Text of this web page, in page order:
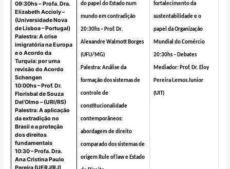
09:30hs – Profa. Dra.
Elizabeth Accioly –
(Universidade Nova
de Lisboa – Portugal)
Palestra: A crise
imigratória na Europa
e o Acordo da
Turquia: por uma
revisão do Acordo
Schengen
10:00hs – Prof. Dr.
Florisbal de Souza
Del’Olmo – (URI/RS)
Palestra: A aplicação
da extradição no
Brasil e a proteção
dos direitos
fundamentais
10:30 – Profa. Dra.
Ana Cristina Paulo
Pereira (UERJ/RJ)
do papel do Estado num
mundo em contradição
20:30hs – Prof. Dr.
Alexandre Walmott Borges
(UFU/MG)
Palestra: Análise da
formação dos sistemas de
controle de
constitucionalidade
contemporâneos:
abordagem de direito
comparado dos sistemas de
origem Rule of law e Estado
fortalecimento da
sustentabilidade e o
papel da Organização
Mundial do Comércio
20:30hs – Debates
Mediador: Prof. Dr. Eloy
Pereira Lemos Junior
(UIT)